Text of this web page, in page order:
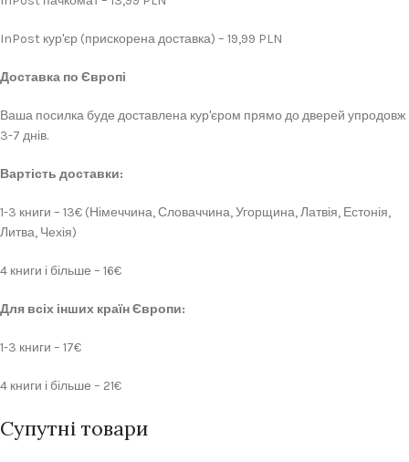
InPost кур'єр (прискорена доставка) – 19,99 PLN
Доставка по Європі
Ваша посилка буде доставлена кур'єром прямо до дверей упродовж
3-7 днів.
Вартість доставки:
1-3 книги – 13€ (Німеччина, Словаччина, Угорщина, Латвія, Естонія,
Литва, Чехія)
4 книги і більше – 16€
Для всіх інших країн Європи:
1-3 книги – 17€
4 книги і більше – 21€
Супутні товари